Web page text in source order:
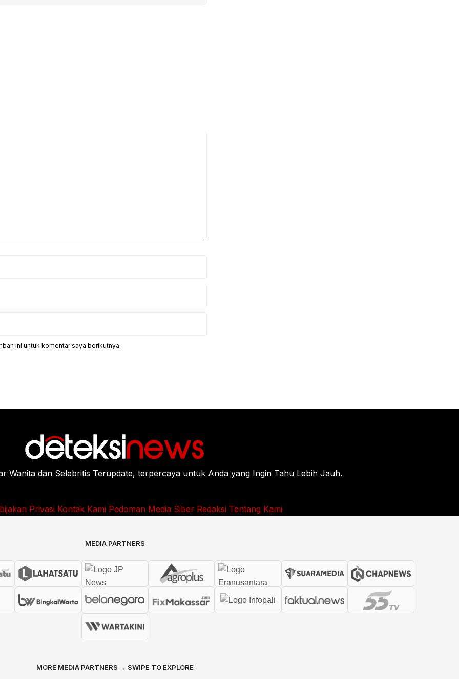
ini untuk komentar saya berikutnya.
Wanita dan Selebritis Terupdate, terpercaya untuk Anda yang Ingin Tahu Lebih Jauh.
Privasi Kontak Kami Pedoman Media Siber Redaksi Tentang Kami
MEDIA PARTNERS
MORE MEDIA PARTNERS → SWIPE TO EXPLORE